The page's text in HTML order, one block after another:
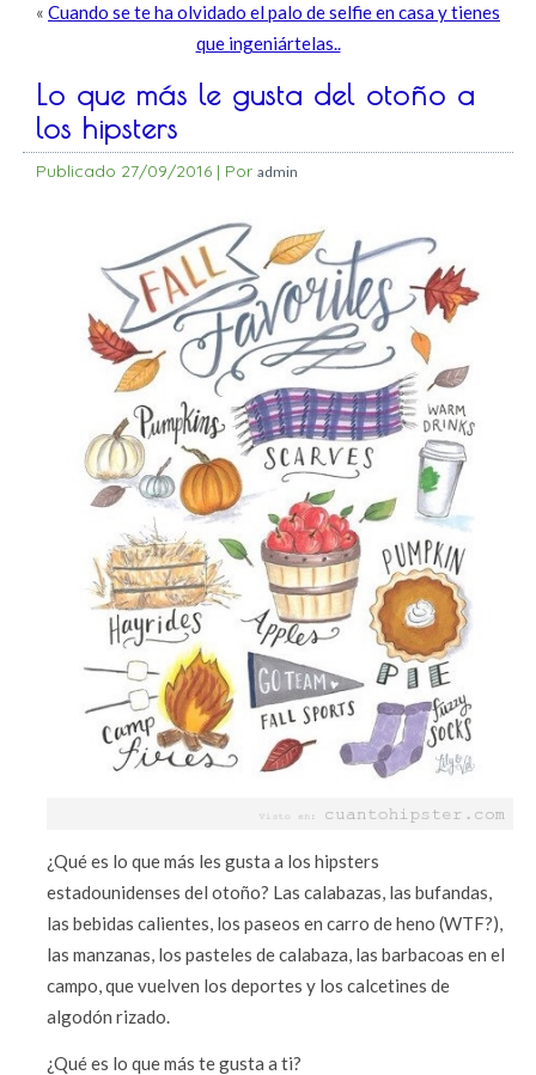
« Cuando se te ha olvidado el palo de selfie en casa y tienes
que ingeniártelas..
Lo que más le gusta del otoño a
los hipsters
Publicado 27/09/2016 | Por admin
¿Qué es lo que más les gusta a los hipsters
estadounidenses del otoño? Las calabazas, las bufandas,
las bebidas calientes, los paseos en carro de heno (WTF?),
las manzanas, los pasteles de calabaza, las barbacoas en el
campo, que vuelven los deportes y los calcetines de
algodón rizado.
¿Qué es lo que más te gusta a ti?